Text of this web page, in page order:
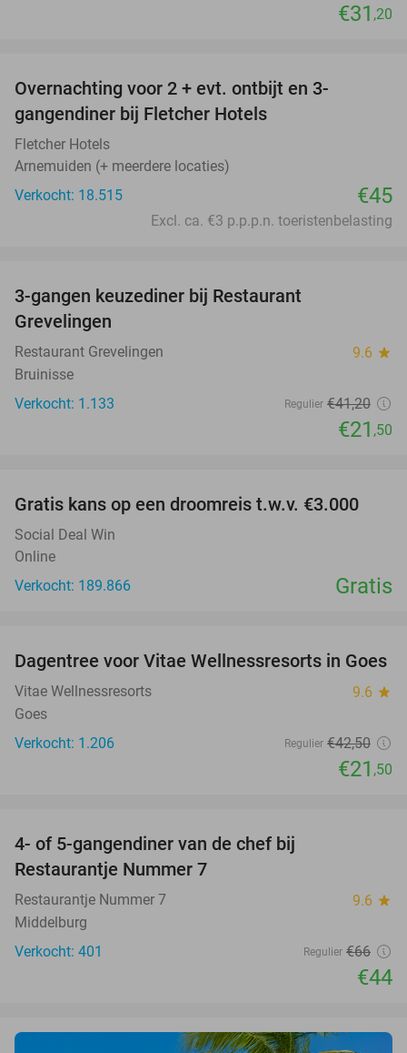
€31 ,20
Overnachting voor 2 + evt. ontbijt en 3-
gangendiner bij Fletcher Hotels
Fletcher Hotels
Arnemuiden (+ meerdere locaties)
Verkocht: 18.515
€45
Excl. ca. €3 p.p.p.n. toeristenbelasting
3-gangen keuzediner bij Restaurant
Grevelingen
Restaurant Grevelingen 9.6 star
Bruinisse
Verkocht: 1.133
Regulier €41,20
€21 ,50
Gratis kans op een droomreis t.w.v. €3.000
Social Deal Win
Online
Verkocht: 189.866
Gratis
49%
Dagentree voor Vitae Wellnessresorts in Goes
Vitae Wellnessresorts 9.6 star
Goes
Verkocht: 1.206
Regulier €42,50
€21 ,50
4- of 5-gangendiner van de chef bij
Restaurantje Nummer 7
Restaurantje Nummer 7 9.6 star
Middelburg
Verkocht: 401
Regulier €66
€44